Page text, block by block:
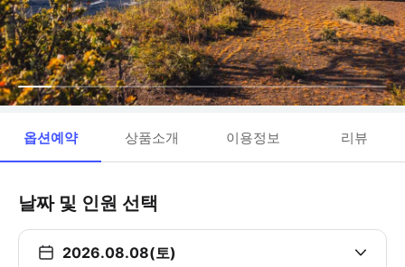
옵션예약 상품소개 이용정보 리뷰
날짜 및 인원 선택
2026.08.08(토)